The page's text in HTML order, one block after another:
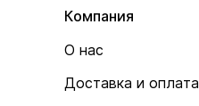
Компания
О нас
Доставка и оплата